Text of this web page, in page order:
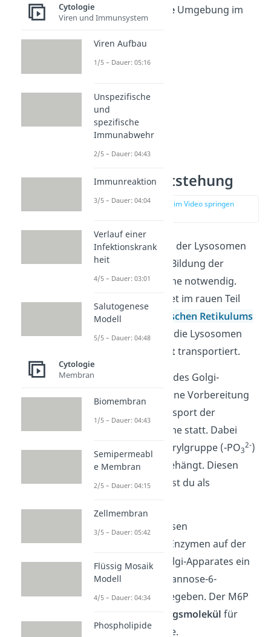
durchgängig saure Umgebung im
Lysosom Entstehung
zur Stelle im Video springen
Für die Entstehung der Lysosomen
ist im Voraus eine Bildung der
lysosomalen Enzyme notwendig.
Diese Bildung findet im rauen Teil
desendoplasmatischen Retikulums
statt. Dort werden die Lysosomen
Golgi-Apparat transportiert.
1. Auf der cis-Seite des Golgi-
Apparates findet eine Vorbereitung
für den Weitertransport der
lysosomalen Enzyme statt. Dabei
wird eine Phosphorylgruppe (-PO3
2-)
an das Enzym angehängt. Diesen
Prozess bezeichnest du als
Danach wird diesen
phosphorylierten Enzymen auf der
Trans-Seite des Golgi-Apparates ein
Marker namens Mannose-6-
Phosphat (M6P) gegeben. Der M6P
Erkennungsmolekül für
lysosomale Enzyme.
Cytologie
Viren und Immunsystem
Viren Aufbau
1/5 – Dauer: 05:16
Unspezifische
und
spezifische
Immunabwehr
2/5 – Dauer: 04:43
Immunreaktion
3/5 – Dauer: 04:04
Verlauf einer
Infektionskrank
heit
4/5 – Dauer: 03:01
Salutogenese
Modell
5/5 – Dauer: 04:48
Cytologie
Membran
Biomembran
1/5 – Dauer: 04:43
Semipermeabl
e Membran
2/5 – Dauer: 04:15
Zellmembran
3/5 – Dauer: 05:42
Flüssig Mosaik
Modell
4/5 – Dauer: 04:34
Phospholipide